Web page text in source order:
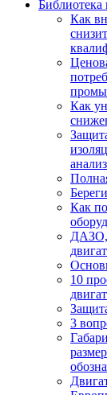
Библиотека
Как
Как
анализ
Как
ДАЗО,
10
3